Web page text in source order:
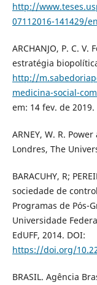
http://
07112016-141429/
ARCHANJO, P. C.
estratégia
http://
medicina-social-
em: 14 fev. de 2019.
ARNEY, W. R.
Londres, The
BARACUHY, R;
sociedade de
Programas de Pós-
Universidade
EdUFF, 2014. DOI:
https://doi.org/
BRASIL. Agência